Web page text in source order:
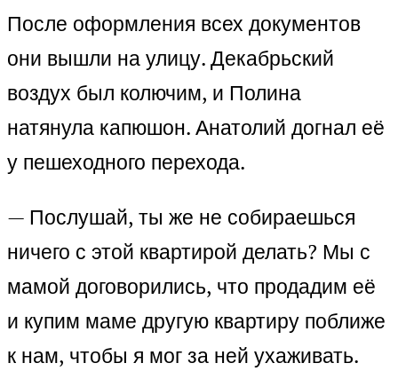
После оформления всех документов
они вышли на улицу. Декабрьский
воздух был колючим, и Полина
натянула капюшон. Анатолий догнал её
у пешеходного перехода.
— Послушай, ты же не собираешься
ничего с этой квартирой делать? Мы с
мамой договорились, что продадим её
и купим маме другую квартиру поближе
к нам, чтобы я мог за ней ухаживать.